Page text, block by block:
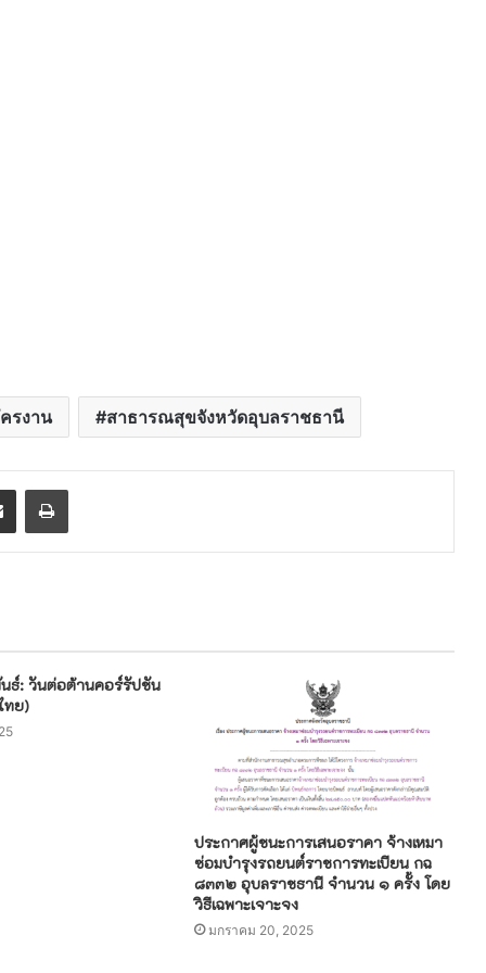
รงาน สาธารณสุขจังหวัดอุบลราชธานี
Share via Email Print
ธ์: วันต่อต้านคอร์รัปชัน
ทย)
ประกาศผู้ชนะการเสนอราคา จ้างเหมา
ซ่อมบํารุงรถยนต์ราชการทะเบียน กฉ
๘๓๓๒ อุบลราชธานี จํานวน ๑ ครั้ง โดย
วิธีเฉพาะเจาะจง
มกราคม 20, 2025